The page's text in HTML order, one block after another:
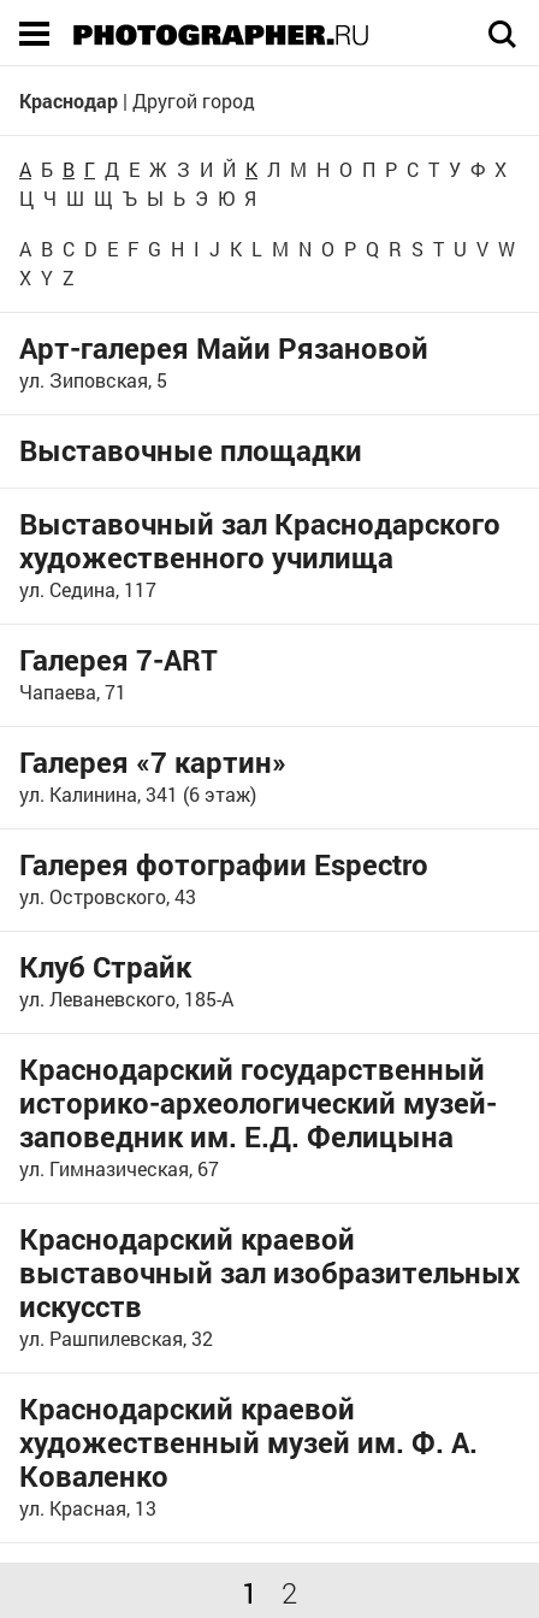
Краснодар | Другой город
А Б В Г Д Е Ж З И Й К Л М Н О П Р С Т У Ф Х
Ц Ч Ш Щ Ъ Ы Ь Э Ю Я
A B C D E F G H I J K L M N O P Q R S T U V W
X Y Z
Арт-галерея Майи Рязановой
ул. Зиповская, 5
Выставочные площадки
Выставочный зал Краснодарского
художественного училища
ул. Седина, 117
Галерея 7-ART
Чапаева, 71
Галерея «7 картин»
ул. Калинина, 341 (6 этаж)
Галерея фотографии Espectro
ул. Островского, 43
Клуб Страйк
ул. Леваневского, 185-А
Краснодарский государственный
историко-археологический музей-
заповедник им. Е.Д. Фелицына
ул. Гимназическая, 67
Краснодарский краевой
выставочный зал изобразительных
искусств
ул. Рашпилевская, 32
Краснодарский краевой
художественный музей им. Ф. А.
Коваленко
ул. Красная, 13
1 2